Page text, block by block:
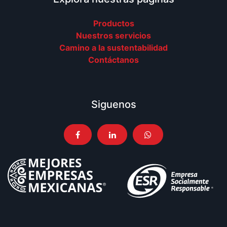
Productos
Nuestros servicios
Camino a la sustentabilidad
Contáctanos
Siguenos